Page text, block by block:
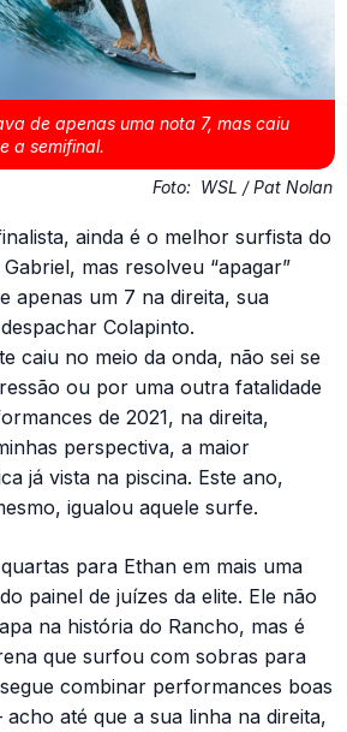
de apenas uma nota 7, mas caiu
a semifinal.
Foto: WSL / Pat Nolan
ainda é o melhor surfista do
mas resolveu “apagar”
apenas um 7 na direita, sua
Colapinto.
caiu no meio da onda, não sei se
ou por uma outra fatalidade
de 2021, na direita,
perspectiva, a maior
já vista na piscina. Este ano,
igualou aquele surfe.
para Ethan em mais uma
painel de juízes da elite. Ele não
na história do Rancho, mas é
que surfou com sobras para
combinar performances boas
acho até que a sua linha na direita,